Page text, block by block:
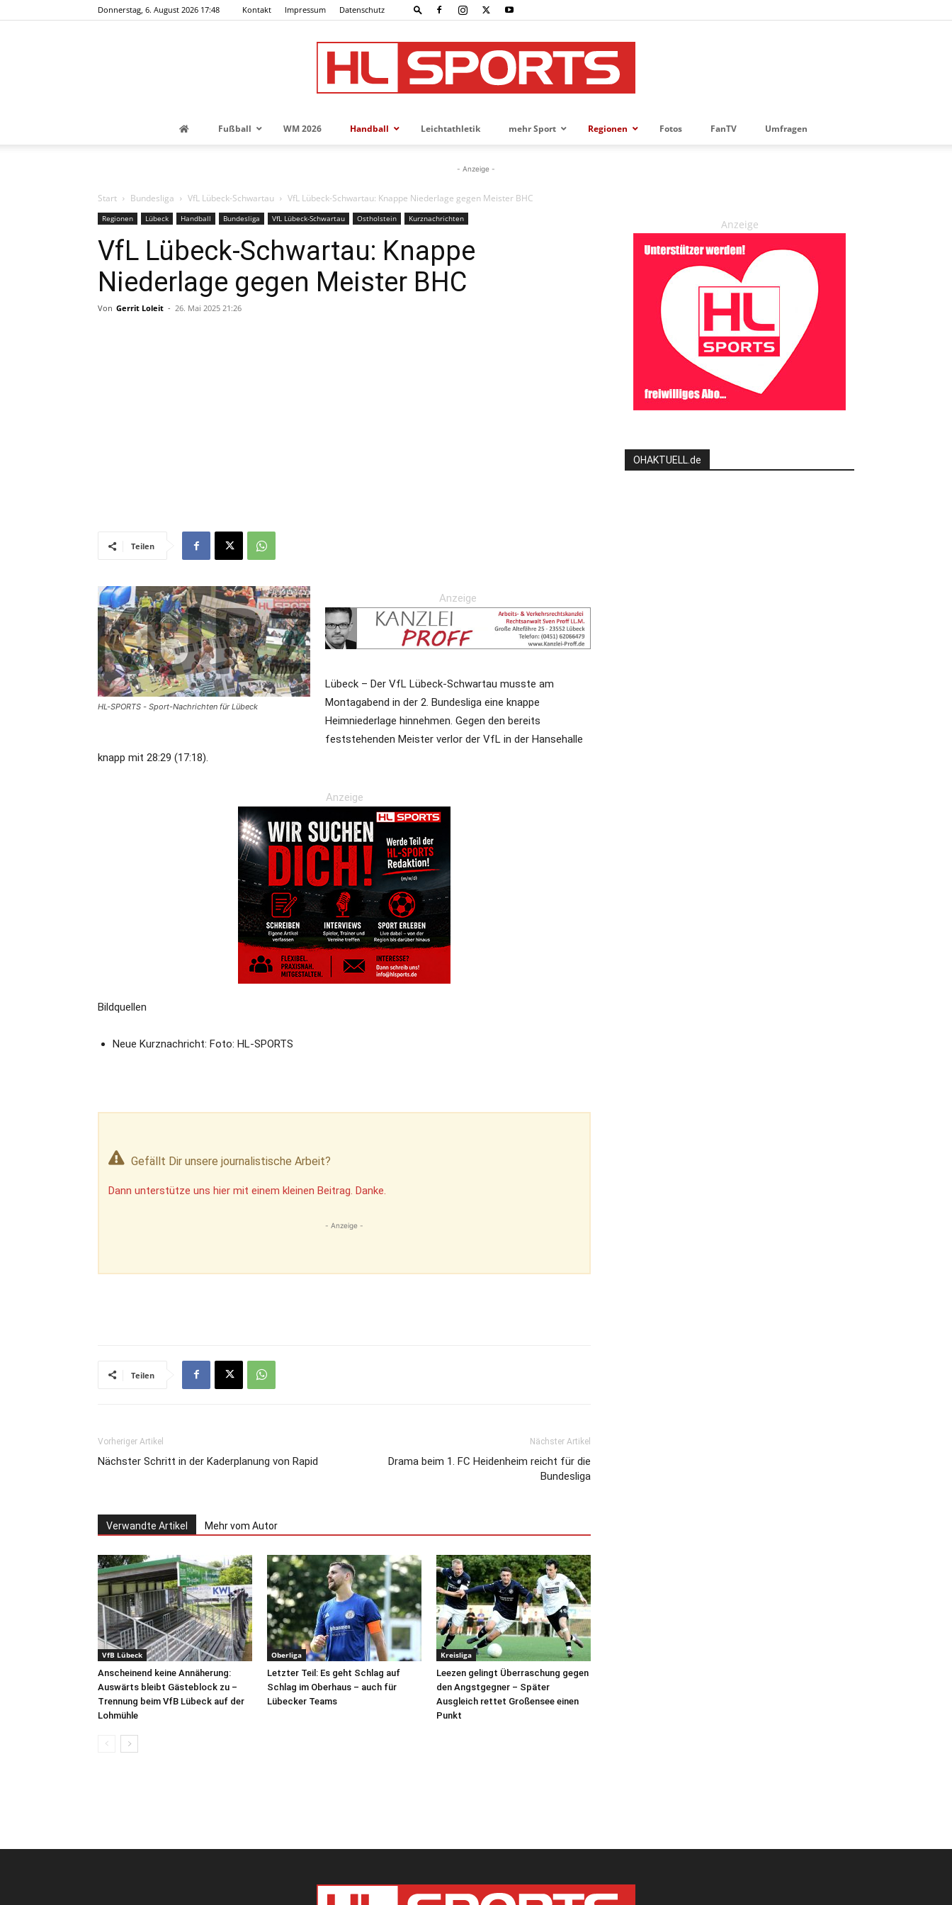
Donnerstag, 6. August 2026 17:48 Kontakt Impressum Datenschutz
für
Fußball WM 2026 Handball Leichtathletik mehr Sport Regionen Fotos FanTV Umfragen
- Anzeige -
Start Bundesliga VfL Lübeck-Schwartau VfL Lübeck-Schwartau: Knappe Niederlage gegen Meister BHC
Regionen Lübeck Handball Bundesliga VfL Lübeck-Schwartau Ostholstein Kurznachrichten
VfL Lübeck-Schwartau: Knappe
Niederlage gegen Meister BHC
Von Gerrit Loleit - 26. Mai 2025 21:26
Teilen
HL-SPORTS - Sport-Nachrichten für Lübeck
Anzeige
Lübeck – Der VfL Lübeck-Schwartau musste am
Montagabend in der 2. Bundesliga eine knappe
Heimniederlage hinnehmen. Gegen den bereits
feststehenden Meister verlor der VfL in der Hansehalle
knapp mit 28:29 (17:18).
Anzeige
Bildquellen
Neue Kurznachricht: Foto: HL-SPORTS
Gefällt Dir unsere journalistische Arbeit?
Dann unterstütze uns hier mit einem kleinen Beitrag. Danke.
- Anzeige -
Teilen
Vorheriger Artikel
Nächster Schritt in der Kaderplanung von Rapid
Nächster Artikel
Drama beim 1. FC Heidenheim reicht für die
Bundesliga
Verwandte Artikel Mehr vom Autor
VfB Lübeck
Anscheinend keine Annäherung:
Auswärts bleibt Gästeblock zu –
Trennung beim VfB Lübeck auf der
Lohmühle
Oberliga
Letzter Teil: Es geht Schlag auf
Schlag im Oberhaus – auch für
Lübecker Teams
Kreisliga
Leezen gelingt Überraschung gegen
den Angstgegner – Später
Ausgleich rettet Großensee einen
Punkt
Anzeige
OHAKTUELL.de